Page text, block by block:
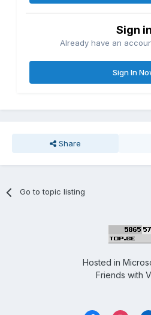
Sign in
Already have an
Sign In
Share
Go to topic listing
Hosted in
Friends with